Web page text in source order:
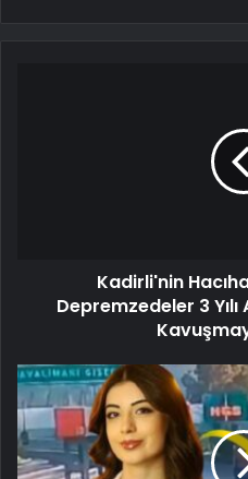
Kadirli'nin
Depremzedeler 3